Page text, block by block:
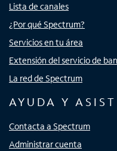
Lista de canales
¿Por qué Spectrum?
Servicios en tu área
Extensión del servicio de
La red de Spectrum
AYUDA Y
Contacta a Spectrum
Administrar cuenta